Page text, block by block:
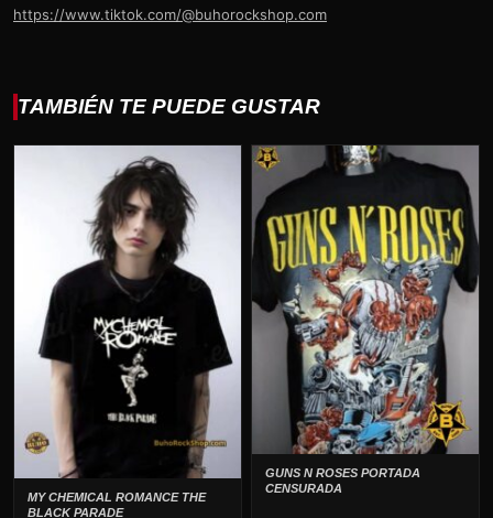
https://www.tiktok.com/@buhorockshop.com
TAMBIÉN TE PUEDE GUSTAR
MY CHEMICAL ROMANCE THE
BLACK PARADE
GUNS N ROSES PORTADA
CENSURADA